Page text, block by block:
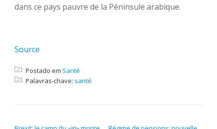
dans ce pays pauvre de la Péninsule arabique.
Source
Postado em Santé
Palavras-chave: santé